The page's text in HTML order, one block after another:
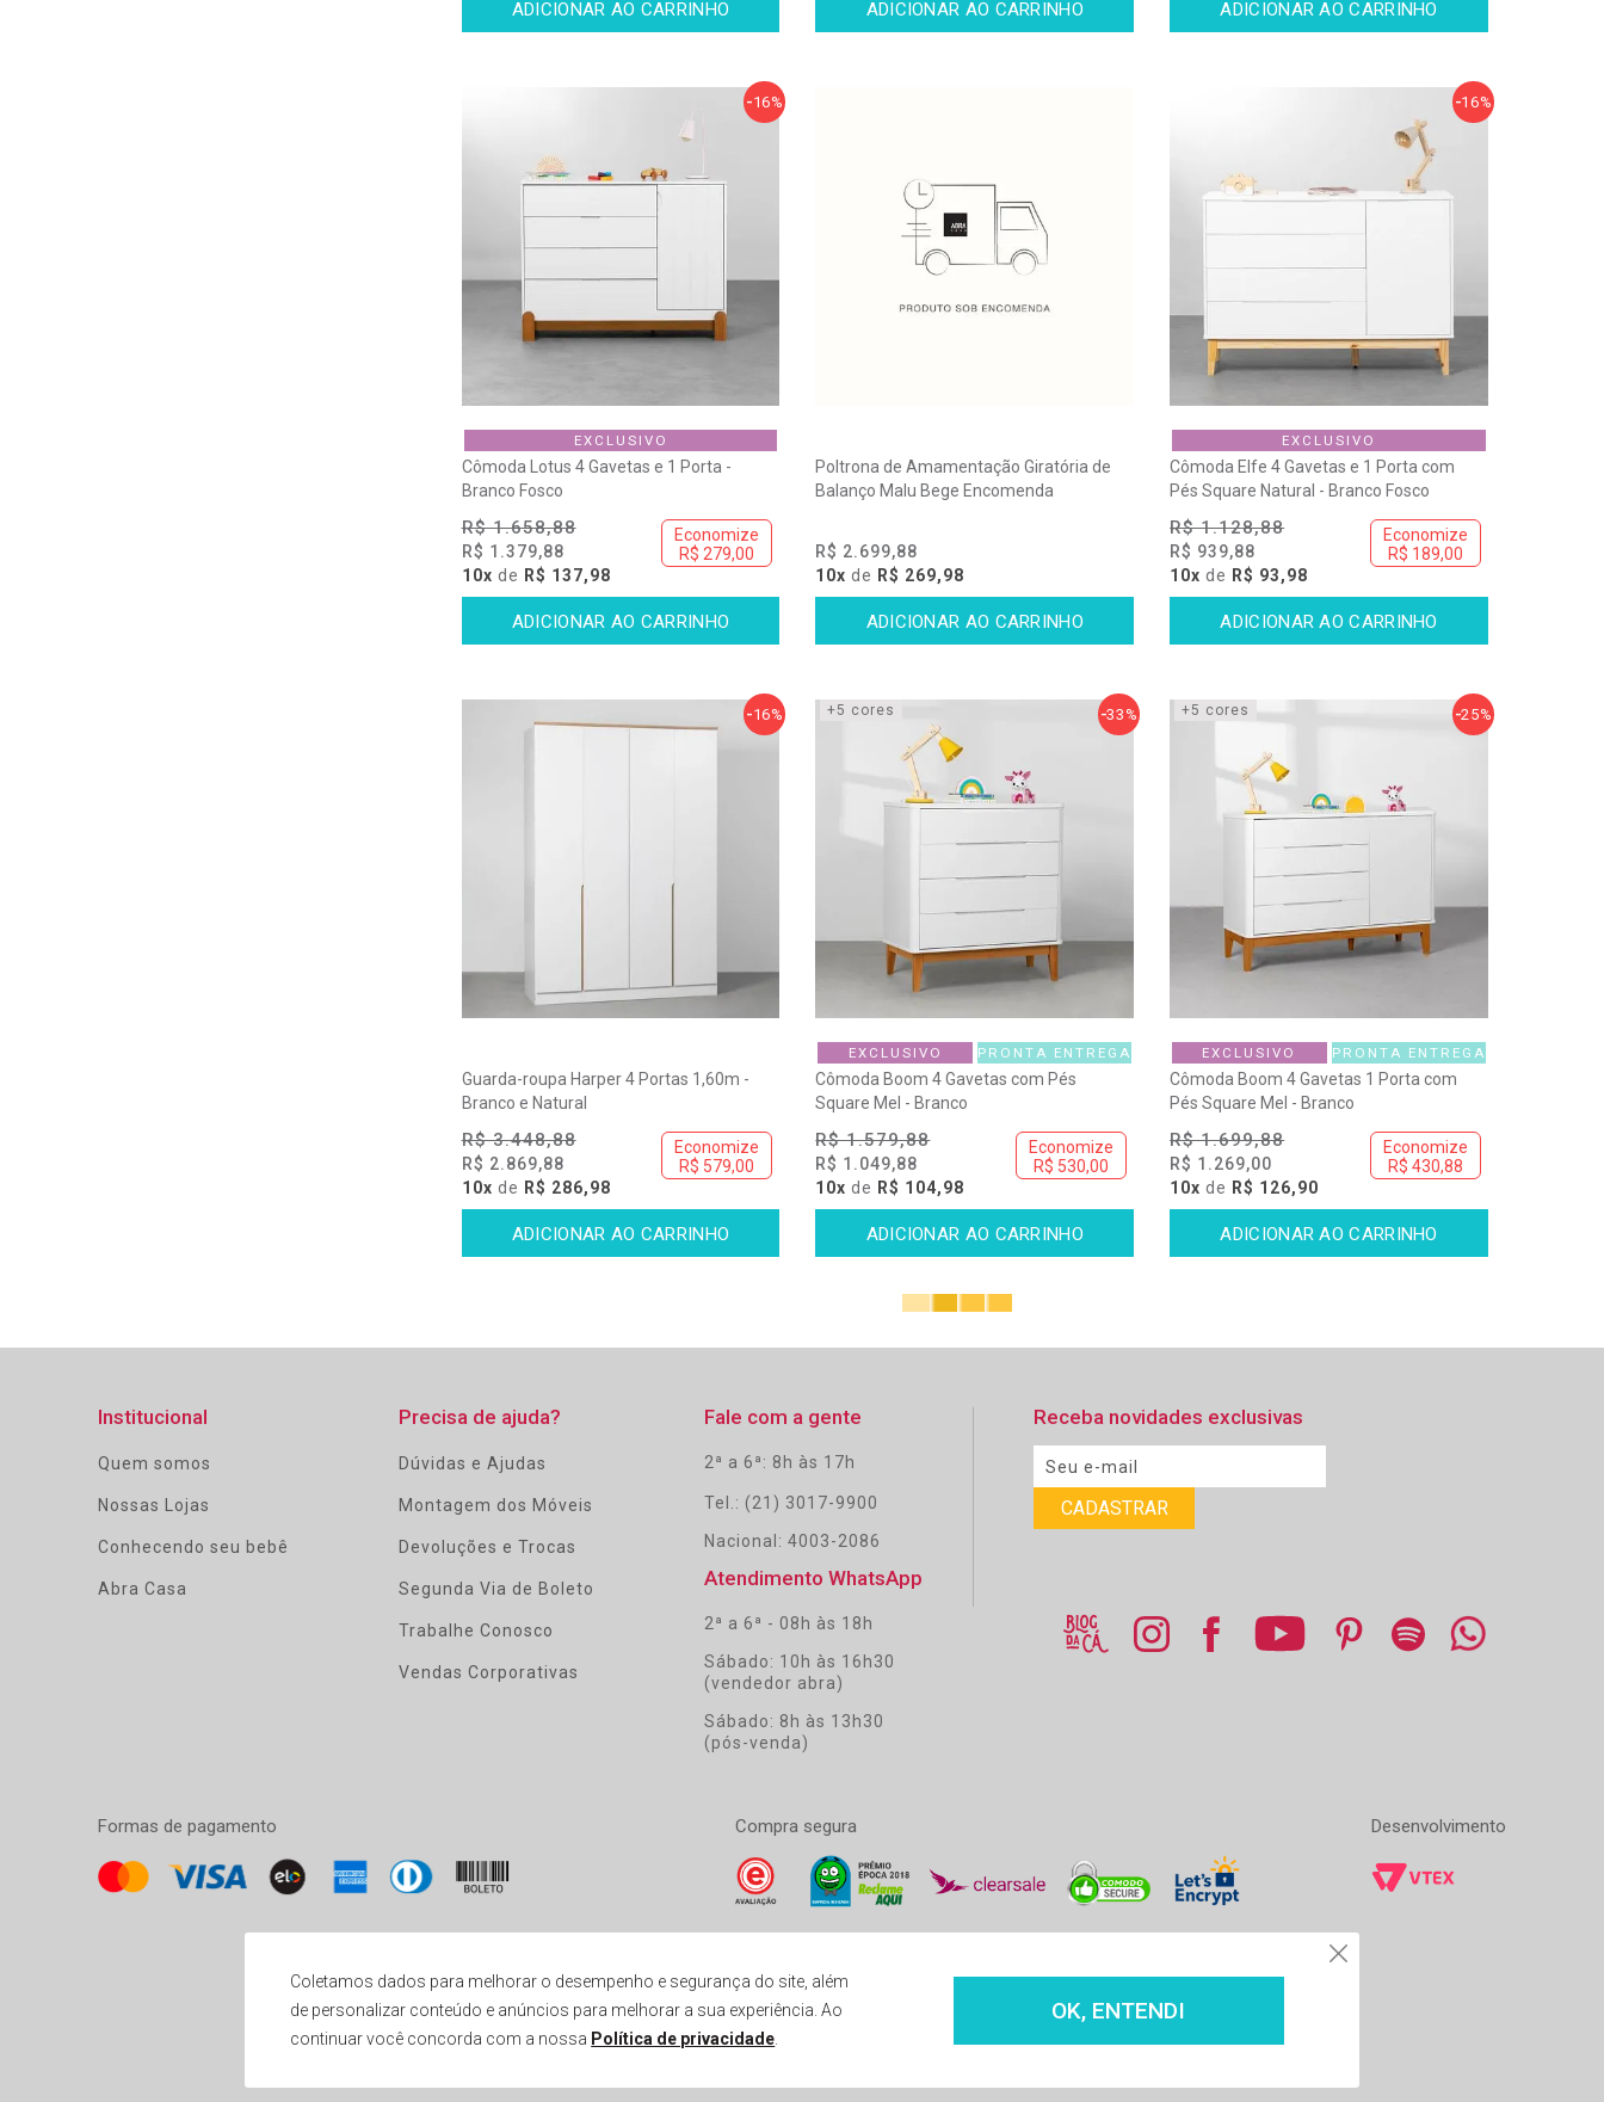
16%
EXCLUSIVO
Cômoda Lotus 4 Gavetas e 1 Porta -
Branco Fosco
R$ 1.658,88
R$ 1.379,88
Economize
R$ 279,00
10x de R$ 137,98
Poltrona de Amamentação Giratória de
Balanço Malu Bege Encomenda
R$ 2.699,88
10x de R$ 269,98
16%
EXCLUSIVO
Cômoda Elfe 4 Gavetas e 1 Porta com
Pés Square Natural - Branco Fosco
R$ 1.128,88
R$ 939,88
Economize
R$ 189,00
10x de R$ 93,98
16%
Guarda-roupa Harper 4 Portas 1,60m -
Branco e Natural
R$ 3.448,88
R$ 2.869,88
Economize
R$ 579,00
10x de R$ 286,98
33%
+5 cores
EXCLUSIVO PRONTA ENTREGA
Cômoda Boom 4 Gavetas com Pés
Square Mel - Branco
R$ 1.579,88
R$ 1.049,88
Economize
R$ 530,00
10x de R$ 104,98
25%
+5 cores
EXCLUSIVO PRONTA ENTREGA
Cômoda Boom 4 Gavetas 1 Porta com
Pés Square Mel - Branco
R$ 1.699,88
R$ 1.269,00
Economize
R$ 430,88
10x de R$ 126,90
Institucional
Quem somos
Nossas Lojas
Conhecendo seu bebê
Abra Casa
Precisa de ajuda?
Dúvidas e Ajudas
Montagem dos Móveis
Devoluções e Trocas
Segunda Via de Boleto
Trabalhe Conosco
Vendas Corporativas
Fale com a gente
2ª a 6ª: 8h às 17h
Tel.: (21) 3017-9900
Nacional: 4003-2086
Atendimento WhatsApp
2ª a 6ª - 08h às 18h
Sábado: 10h às 16h30
(vendedor abra)
Sábado: 8h às 13h30
(pós-venda)
Receba novidades exclusivas
Formas de pagamento Compra segura Desenvolvimento
Preços exclusivos para compras através da loja virtual. Entrega do pedido condicionada a disponibilidade em nosso estoque.
Coletamos dados para melhorar o desempenho e segurança do site, além
de personalizar conteúdo e anúncios para melhorar a sua experiência. Ao
continuar você concorda com a nossa Política de privacidade
OK, ENTENDI